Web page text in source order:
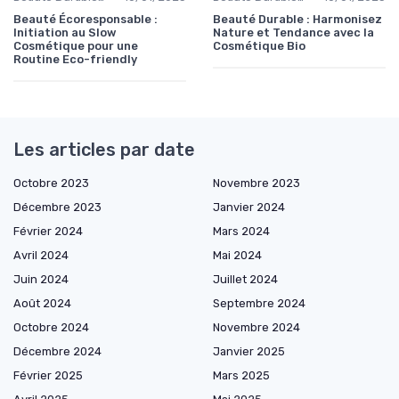
Beauté Écoresponsable :
Initiation au Slow
Cosmétique pour une
Routine Eco-friendly
Beauté Durable : Harmonisez
Nature et Tendance avec la
Cosmétique Bio
Les articles par date
Octobre 2023
Novembre 2023
Décembre 2023
Janvier 2024
Février 2024
Mars 2024
Avril 2024
Mai 2024
Juin 2024
Juillet 2024
Août 2024
Septembre 2024
Octobre 2024
Novembre 2024
Décembre 2024
Janvier 2025
Février 2025
Mars 2025